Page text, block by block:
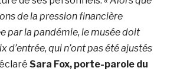
de la pression financière
par la pandémie, le musée doit
d’entrée, qui n’ont pas été ajustés
Sara Fox, porte-parole du